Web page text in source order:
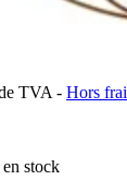
TVA - Hors
stock